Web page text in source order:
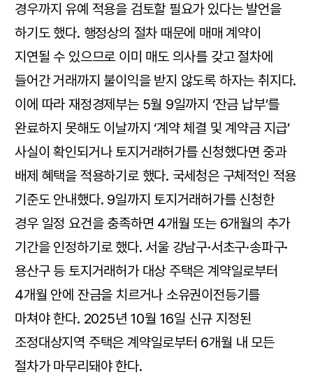
경우까지 유예 적용을 검토할 필요가 있다는 발언을
하기도 했다. 행정상의 절차 때문에 매매 계약이
지연될 수 있으므로 이미 매도 의사를 갖고 절차에
들어간 거래까지 불이익을 받지 않도록 하자는 취지다.
이에 따라 재정경제부는 5월 9일까지 ‘잔금 납부’를
완료하지 못해도 이날까지 ‘계약 체결 및 계약금 지급’
사실이 확인되거나 토지거래허가를 신청했다면 중과
배제 혜택을 적용하기로 했다. 국세청은 구체적인 적용
기준도 안내했다. 9일까지 토지거래허가를 신청한
경우 일정 요건을 충족하면 4개월 또는 6개월의 추가
기간을 인정하기로 했다. 서울 강남구·서초구·송파구·
용산구 등 토지거래허가 대상 주택은 계약일로부터
4개월 안에 잔금을 치르거나 소유권이전등기를
마쳐야 한다. 2025년 10월 16일 신규 지정된
조정대상지역 주택은 계약일로부터 6개월 내 모든
절차가 마무리돼야 한다.